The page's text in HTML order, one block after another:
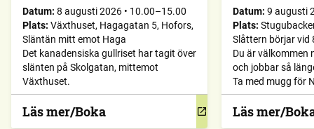
Datum: 8 augusti 2026 • 10.00–15.00
Plats: Växthuset, Hagagatan 5, Hofors,
Släntän mitt emot Haga
Det kanadensiska gullriset har tagit över
slänten på Skolgatan, mittemot
Växthuset.
Läs mer/Boka
Datum: 9 augusti
Plats:
Slåttern börjar vid
Du är välkommen
och jobbar så
Ta med mugg för
kaffe, te, saft och
för hjälpen. Ta
Läs mer/